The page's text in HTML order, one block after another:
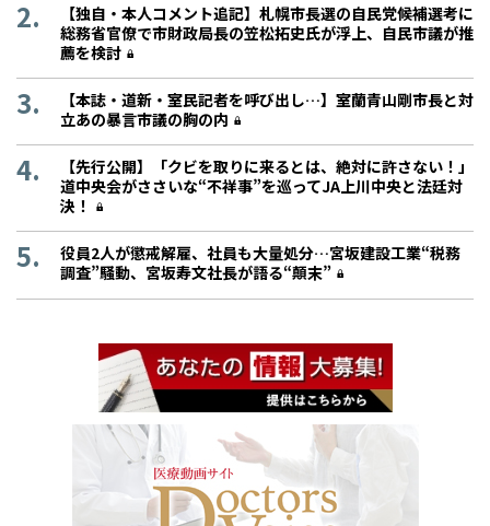
【独自・本人コメント追記】札幌市長選の自民党候補選考に
総務省官僚で市財政局長の笠松拓史氏が浮上、自民市議が推
薦を検討
【本誌・道新・室民記者を呼び出し…】室蘭青山剛市長と対
立あの暴言市議の胸の内
【先行公開】「クビを取りに来るとは、絶対に許さない！」
道中央会がささいな“不祥事”を巡ってJA上川中央と法廷対
決！
役員2人が懲戒解雇、社員も大量処分…宮坂建設工業“税務
調査”騒動、宮坂寿文社長が語る“顛末”